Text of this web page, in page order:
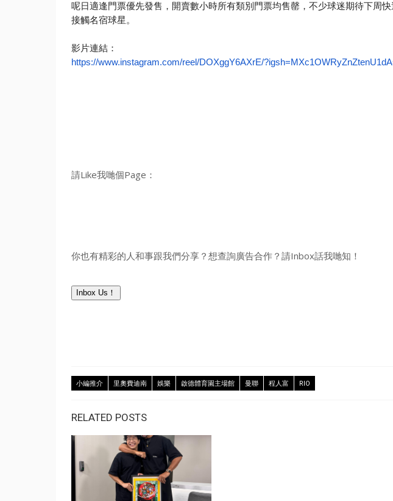
呢日適逢門票優先發售，開賣數小時所有類別門票均售罄， 不少球迷期待下周
接觸名宿球星。
影片連結：
https://www.instagram.com/reel/DOXggY6AXrE/?igsh=
請Like我哋個Page：
你也有精彩的人和事跟我們分享？想查詢廣告合作？請Inbox話我哋知！
Inbox Us！
小編推介 里奧費迪南 娛樂 啟德體育園主場館 曼聯 程人富 RIO
RELATED POSTS